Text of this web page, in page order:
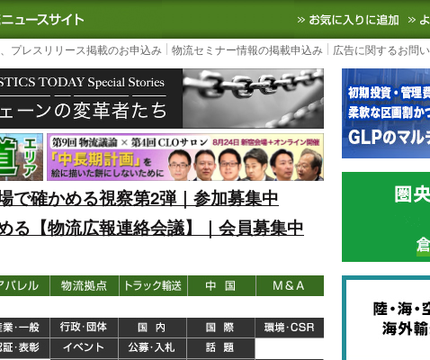
｜国内最大の物流ニュースサイト3PL, SCMなど国内外の最新の物流ニ
プレスリリース掲載のお申込み 物流セミナー情報の掲載申込み 広告に関するお問
で確かめる視察第2弾｜参加募集中
る【物流広報連絡会議】｜会員募集中